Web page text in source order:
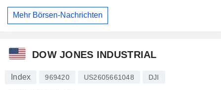
Mehr Börsen-Nachrichten
DOW JONES INDUSTRIAL
Index 969420 US2605661048 DJI